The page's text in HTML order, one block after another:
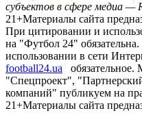
субъектов в сфере медиа —
21+Материалы сайта
При цитировании и
на "Футбол 24"
использовании в сети
football24.ua
обязательное.
"Спецпроект",
компаний" публикуем на
21+Материалы сайта